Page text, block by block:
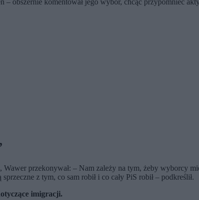
obszernie komentował jego wybór, chcąc przypomnieć
przekonywał: – Nam zależy na tym, żeby wyborcy
z tym, co sam robił i co cały PiS robił – podkreślił.
imigracji.